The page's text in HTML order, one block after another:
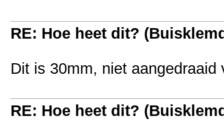
RE: Hoe heet dit?
Dit is 30mm, niet aangedraaid
RE: Hoe heet dit?